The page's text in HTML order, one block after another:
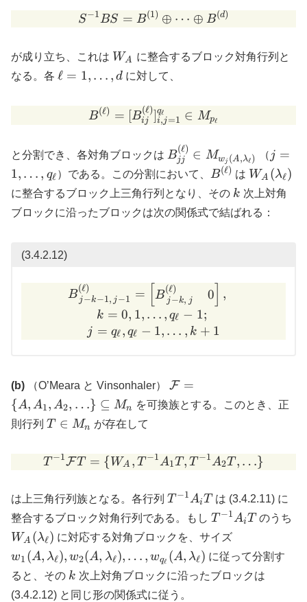
S^{-1} B S = B^{(1)}
S−1BS = B(1) ⊕ ⋯ ⊕ B(d)
が成り立ち、これは W_A
WA
に整合するブロック対角行列と
なる。各 \ell =
ℓ = 1, … , d に対して、
B^{(\ell)} = [
B(ℓ) = [Bij
(ℓ)]i,j =1
qℓ ∈ Mpℓ
と分割でき、各対角ブロックは B^{(\ell)}_{jj} \in
Bjj
(ℓ) ∈ Mwj (A ,λℓ) （ j = 1,
\ldots,
q_\ell
j =
1, … , qℓ ）である。この分割において、 B^{(\ell)}
B(ℓ) は WA (λℓ)
に整合するブロック上三角行列となり、その k
k 次上対角
ブロックに沿ったブロックは次の関係式で結ばれる：
(3.4.2.12)
B^{(\ell)}_{\,j-k-1,\,j-1}
B j−k−1, j−1
(ℓ) = [B j−k, j
(ℓ) 0 ,
k = 0, 1, … , qℓ − 1;
j = qℓ, qℓ − 1, … , k + 1
(b) （O’Meara と Vinsonhaler）
\mathcal{F}
= \{ A, A_1,
A_2, \ldots
F =
{A, A1, A2, …} ⊆ Mn
を可換族とする。このとき、正
則行列 T
M_n
T ∈ Mn が存在して
T^{-1} \mathcal{F} T =
T −1 FT = { WA , T −1 A1T , T −1 A2T, …}
は上三角行列族となる。各行列 T^{-1}
A_i T
T −1AiT は (3.4.2.11) に
整合するブロック対角行列である。もし T^{-1}
A_i T
T −1AiT のうち
WA (λℓ) に対応する対角ブロックを、サイズ
\ldots,
w1 (A, λℓ), w2(A, λℓ), … , wqℓ (A, λℓ) に従って分割す
ると、その k
k 次上対角ブロックに沿ったブロックは
(3.4.2.12) と同じ形の関係式に従う。